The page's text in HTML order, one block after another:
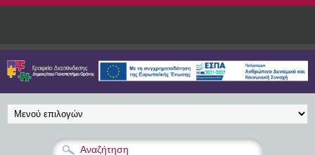
Παράκαμψη προς το κυρίως περιεχόμενο